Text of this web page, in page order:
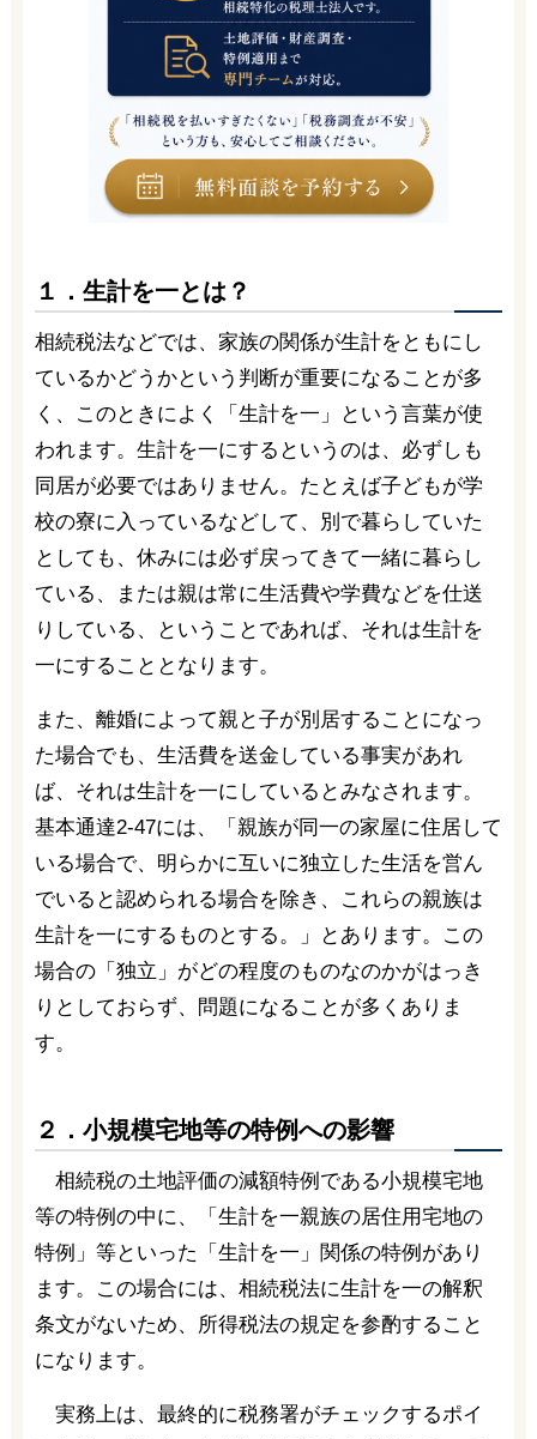
１．生計を一とは？
相続税法などでは、家族の関係が生計をともにし
ているかどうかという判断が重要になることが多
く、このときによく「生計を一」という言葉が使
われます。生計を一にするというのは、必ずしも
同居が必要ではありません。たとえば子どもが学
校の寮に入っているなどして、別で暮らしていた
としても、休みには必ず戻ってきて一緒に暮らし
ている、または親は常に生活費や学費などを仕送
りしている、ということであれば、それは生計を
一にすることとなります。
また、離婚によって親と子が別居することになっ
た場合でも、生活費を送金している事実があれ
ば、それは生計を一にしているとみなされます。
基本通達2-47には、「親族が同一の家屋に住居して
いる場合で、明らかに互いに独立した生活を営ん
でいると認められる場合を除き、これらの親族は
生計を一にするものとする。」とあります。この
場合の「独立」がどの程度のものなのかがはっき
りとしておらず、問題になることが多くありま
す。
２．小規模宅地等の特例への影響
相続税の土地評価の減額特例である小規模宅地
等の特例の中に、「生計を一親族の居住用宅地の
特例」等といった「生計を一」関係の特例があり
ます。この場合には、相続税法に生計を一の解釈
条文がないため、所得税法の規定を参酌すること
になります。
実務上は、最終的に税務署がチェックするポイ